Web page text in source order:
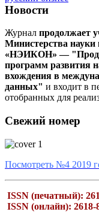
Новости
Журнал продолжает
Министерства
«НЭИКОН» —
программ развития
вхождения в
данных" и входит в
отобранных для
Свежий номер
Посмотреть №4 2019
ISSN (печатный):
ISSN (онлайн): 2618-